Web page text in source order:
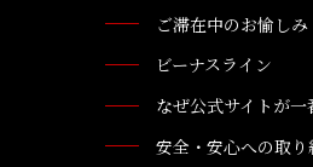
ご滞在中のお愉しみ
ビーナスライン
なぜ公式サイトが一
安全・安心への取り